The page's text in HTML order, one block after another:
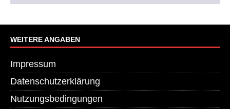
WEITERE ANGABEN
Impressum
Datenschutzerklärung
Nutzungsbedingungen